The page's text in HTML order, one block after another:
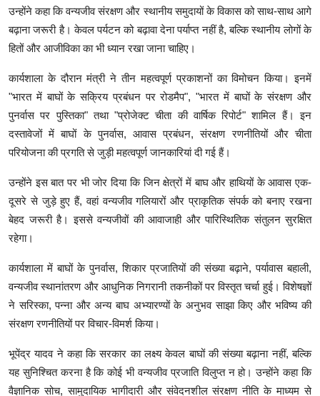
उन्होंने कहा कि वन्यजीव संरक्षण और स्थानीय समुदायों के विकास को साथ-साथ आगे
बढ़ाना जरूरी है। केवल पर्यटन को बढ़ावा देना पर्याप्त नहीं है, बल्कि स्थानीय लोगों के
हितों और आजीविका का भी ध्यान रखा जाना चाहिए।
कार्यशाला के दौरान मंत्री ने तीन महत्वपूर्ण प्रकाशनों का विमोचन किया। इनमें
"भारत में बाघों के सक्रिय प्रबंधन पर रोडमैप", "भारत में बाघों के संरक्षण और
पुनर्वास पर पुस्तिका" तथा "प्रोजेक्ट चीता की वार्षिक रिपोर्ट" शामिल हैं। इन
दस्तावेजों में बाघों के पुनर्वास, आवास प्रबंधन, संरक्षण रणनीतियों और चीता
परियोजना की प्रगति से जुड़ी महत्वपूर्ण जानकारियां दी गई हैं।
उन्होंने इस बात पर भी जोर दिया कि जिन क्षेत्रों में बाघ और हाथियों के आवास एक-
दूसरे से जुड़े हुए हैं, वहां वन्यजीव गलियारों और प्राकृतिक संपर्क को बनाए रखना
बेहद जरूरी है। इससे वन्यजीवों की आवाजाही और पारिस्थितिक संतुलन सुरक्षित
रहेगा।
कार्यशाला में बाघों के पुनर्वास, शिकार प्रजातियों की संख्या बढ़ाने, पर्यावास बहाली,
वन्यजीव स्थानांतरण और आधुनिक निगरानी तकनीकों पर विस्तृत चर्चा हुई। विशेषज्ञों
ने सरिस्का, पन्ना और अन्य बाघ अभ्यारण्यों के अनुभव साझा किए और भविष्य की
संरक्षण रणनीतियों पर विचार-विमर्श किया।
भूपेंद्र यादव ने कहा कि सरकार का लक्ष्य केवल बाघों की संख्या बढ़ाना नहीं, बल्कि
यह सुनिश्चित करना है कि कोई भी वन्यजीव प्रजाति विलुप्त न हो। उन्होंने कहा कि
वैज्ञानिक सोच, सामुदायिक भागीदारी और संवेदनशील संरक्षण नीति के माध्यम से